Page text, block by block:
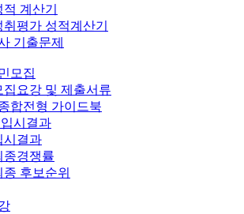
적 계산기
취평가 성적계산기
기출문제
모집
집요강 및 제출서류
합전형 가이드북
시결과
시결과
종경쟁률
종 후보순위